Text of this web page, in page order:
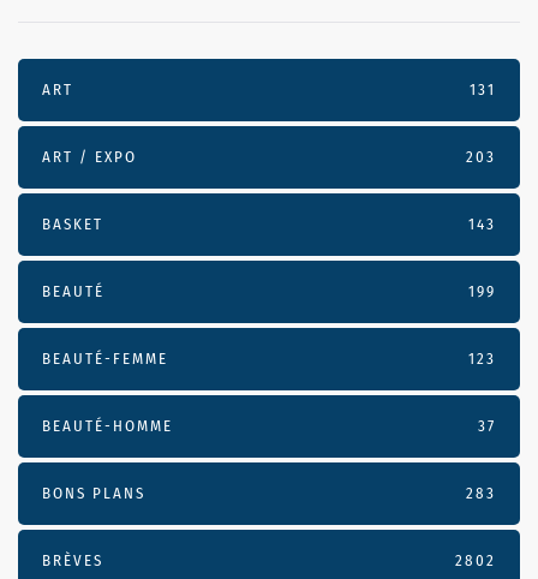
ART 131
ART / EXPO 203
BASKET 143
BEAUTÉ 199
BEAUTÉ-FEMME 123
BEAUTÉ-HOMME 37
BONS PLANS 283
BRÈVES 2802